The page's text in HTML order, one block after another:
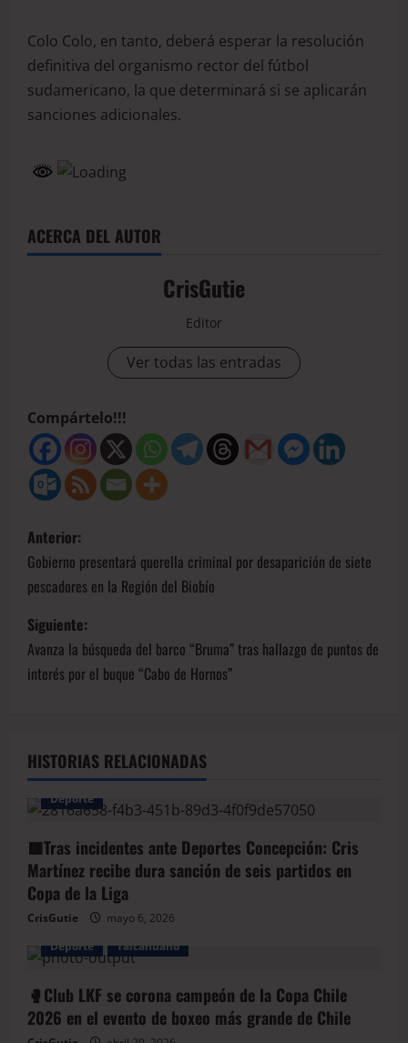
Colo Colo, en tanto, deberá esperar la resolución
definitiva del organismo rector del fútbol
sudamericano, la que determinará si se aplicarán
sanciones adicionales.
ACERCA DEL AUTOR
CrisGutie
Editor
Ver todas las entradas
Compártelo!!!
Anterior:
Gobierno presentará querella criminal por desaparición de siete
pescadores en la Región del Biobío
Siguiente:
Avanza la búsqueda del barco “Bruma” tras hallazgo de puntos de
interés por el buque “Cabo de Hornos”
HISTORIAS RELACIONADAS
Deporte
🟥Tras incidentes ante Deportes Concepción: Cris
Martínez recibe dura sanción de seis partidos en
Copa de la Liga
CrisGutie
mayo 6, 2026
Deporte
Talcahuano
🥊Club LKF se corona campeón de la Copa Chile
2026 en el evento de boxeo más grande de Chile